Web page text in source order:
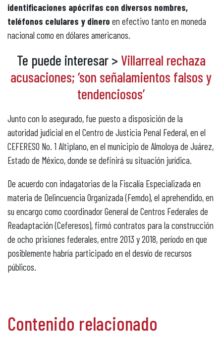
identificaciones apócrifas con diversos nombres,
teléfonos celulares y dinero en efectivo tanto en moneda
nacional como en dólares americanos.
Te puede interesar > Villarreal rechaza
acusaciones; ‘son señalamientos falsos y
tendenciosos’
Junto con lo asegurado, fue puesto a disposición de la
autoridad judicial en el Centro de Justicia Penal Federal, en el
CEFERESO No. 1 Altiplano, en el municipio de Almoloya de Juárez,
Estado de México, donde se definirá su situación jurídica.
De acuerdo con indagatorias de la Fiscalía Especializada en
materia de Delincuencia Organizada (Femdo), el aprehendido, en
su encargo como coordinador General de Centros Federales de
Readaptación (Ceferesos), firmó contratos para la construcción
de ocho prisiones federales, entre 2013 y 2018, período en que
posiblemente habría participado en el desvío de recursos
públicos.
Contenido relacionado